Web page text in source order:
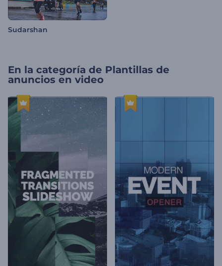
Sudarshan
En la categoría de Plantillas de
anuncios en video